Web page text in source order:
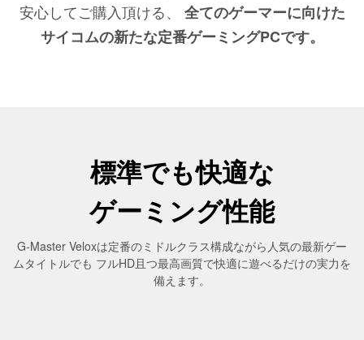
安心してご購入頂ける、
全てのゲーマーに向けた
サイコムの新たな定番ゲーミングPCです。
標準でも快適な
ゲーミング性能
G-Master Veloxは定番のミドルクラス構成ながら人気の最新ゲー
ムタイトルでも フルHD且つ最高画質で快適に遊べるだけの実力を
備えます。